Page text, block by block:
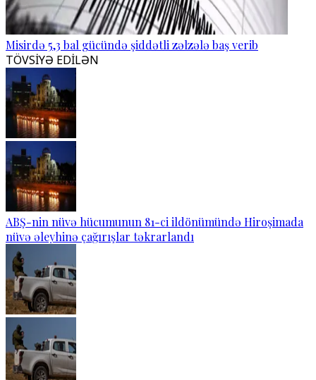
Misirdə 5,3 bal gücündə şiddətli zəlzələ baş verib
TÖVSİYƏ EDİLƏN
ABŞ-nin nüvə hücumunun 81-ci ildönümündə Hiroşimada
nüvə əleyhinə çağırışlar təkrarlandı